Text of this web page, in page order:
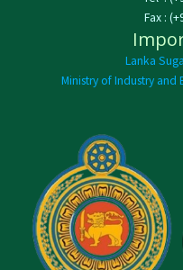
Fax :
Lanka
Ministry of Industry